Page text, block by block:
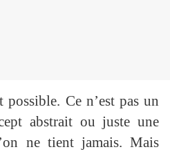
possible. Ce n’est pas un
abstrait ou juste une
ne tient jamais. Mais